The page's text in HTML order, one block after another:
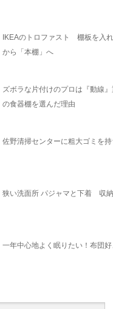
IKEAのトロファスト 棚板を入れ
から「本棚」へ
ズボラな片付けのプロは『動線
の食器棚を選んだ理由
佐野清掃センターに粗大ゴミを持
狭い洗面所 パジャマと下着 収
一年中心地よく眠りたい！布団